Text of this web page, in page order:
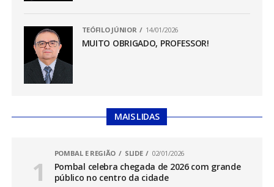
TEÓFILO JÚNIOR 14/01/2026
MUITO OBRIGADO, PROFESSOR!
MAIS LIDAS
POMBAL E REGIÃO SLIDE 02/01/2026
Pombal celebra chegada de 2026 com grande
público no centro da cidade